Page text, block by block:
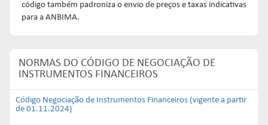
código também padroniza o envio de preços e taxas indicativas
para a ANBIMA.
NORMAS DO CÓDIGO DE NEGOCIAÇÃO DE
INSTRUMENTOS FINANCEIROS
Código Negociação de Instrumentos Financeiros (vigente a partir
de 01.11.2024)